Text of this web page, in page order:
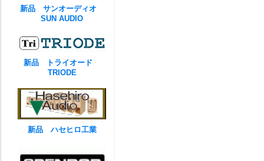
新品 サンオーディオ
SUN AUDIO
新品 トライオード
TRIODE
新品 ハセヒロ工業